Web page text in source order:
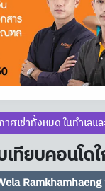
าศเช่าทั้งหมด ในทำเลแ
เทียบคอนโด